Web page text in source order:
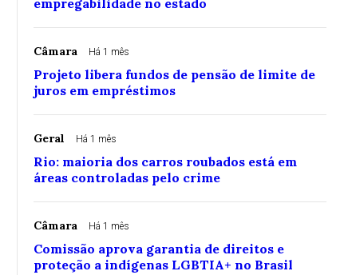
empregabilidade no estado
Câmara Há 1 mês
Projeto libera fundos de pensão de limite de
juros em empréstimos
Geral Há 1 mês
Rio: maioria dos carros roubados está em
áreas controladas pelo crime
Câmara Há 1 mês
Comissão aprova garantia de direitos e
proteção a indígenas LGBTIA+ no Brasil